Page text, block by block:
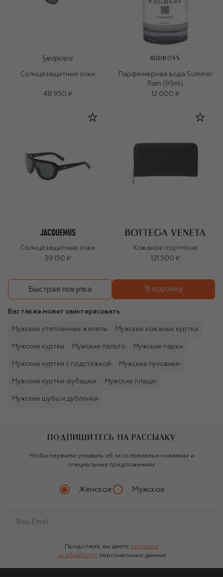
Солнцезащитные очки
48 950 ₽
RUDROSS
Парфюмерная вода Summer
Rain (95ml)
12 000 ₽
Солнцезащитные очки
39 150 ₽
Кожаное портмоне
121 500 ₽
Быстрая покупка В корзину
Вас также может заинтересовать
Мужские утеплённые жилеты Мужские кожаные куртки
Мужские куртки Мужские пальто Мужские парки
Мужские куртки с подстёжкой Мужские пуховики
Мужские куртки-рубашки Мужские плащи
Мужские шубы и дублёнки
ПОДПИШИТЕСЬ НА РАССЫЛКУ
Чтобы первыми узнавать об эксклюзивных новинках и
специальных предложениях
Женское Мужское
Продолжая, вы даете согласие
на обработку персональных данных